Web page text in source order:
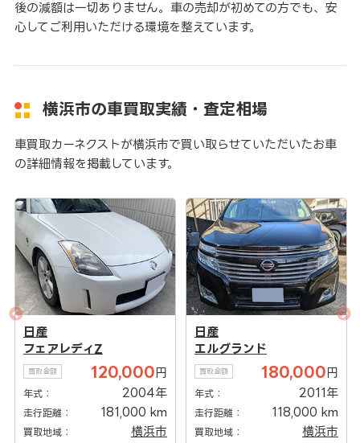
後の減額は一切ありません。車の売却が初めての方でも、安
心してご利用いただける環境を整えています。
横浜市の車買取実績・査定相場
車買取カーネクストが横浜市で買い取らせていただいたお車
の詳細情報を掲載しています。
日産
フェアレディZ
買取金額 120,000 円
年式： 2004年
走行距離： 181,000 km
買取地域： 横浜市
日産
エルグランド
買取金額 180,000 円
年式： 2011年
走行距離： 118,000 km
買取地域： 横浜市